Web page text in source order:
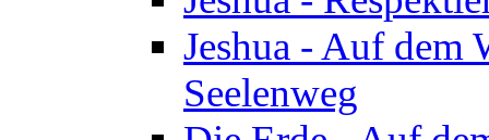
Jeshua - Auf dem
Seelenweg